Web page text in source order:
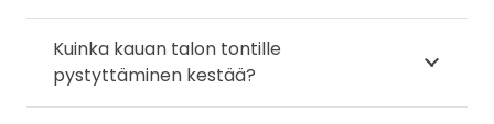
Kuinka kauan talon tontille
pystyttäminen kestää?